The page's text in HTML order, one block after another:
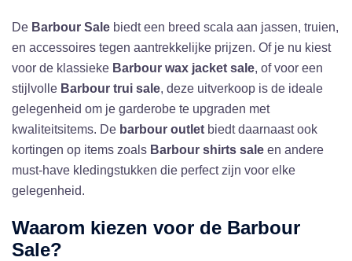
De Barbour Sale biedt een breed scala aan jassen, truien,
en accessoires tegen aantrekkelijke prijzen. Of je nu kiest
voor de klassieke Barbour wax jacket sale, of voor een
stijlvolle Barbour trui sale, deze uitverkoop is de ideale
gelegenheid om je garderobe te upgraden met
kwaliteitsitems. De barbour outlet biedt daarnaast ook
kortingen op items zoals Barbour shirts sale en andere
must-have kledingstukken die perfect zijn voor elke
gelegenheid.
Waarom kiezen voor de Barbour
Sale?